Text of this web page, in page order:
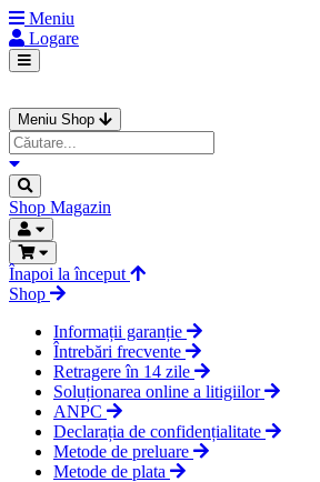
Meniu
Logare
Meniu Shop
Shop Magazin
Înapoi la început
Shop
Informații garanție
Întrebări frecvente
Retragere în 14 zile
Soluționarea online a litigiilor
ANPC
Declarația de confidențialitate
Metode de preluare
Metode de plata